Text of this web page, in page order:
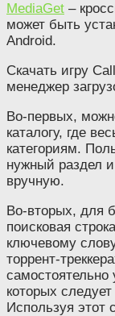
MediaGet –
может быть
Android.
Скачать игру
менеджер
Во-первых,
каталогу, где
категориям.
нужный раздел
вручную.
Во-вторых, для
поисковая
ключевому
торрент-
самостоятельно
которых
Используя этот